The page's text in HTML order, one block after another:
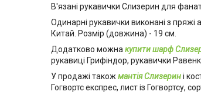
В'язані рукавички Слизерин для
Одинарні рукавички виконані з
Китай. Розмір (довжина) - 19 см.
Додатково можнакупити шарф
рукавиці Грифіндор, рукавички
У продажі такожмантія Слизерині
Гогвортс експрес, лист із Гогвортсу,